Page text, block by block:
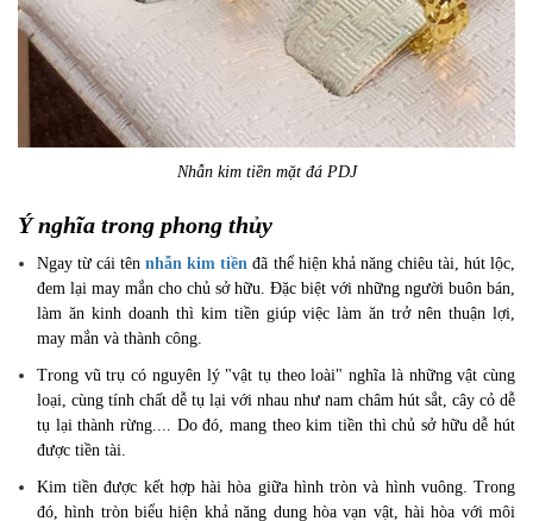
Nhẫn kim tiền mặt đá PDJ
Ý nghĩa trong phong thủy
Ngay từ cái tênnhẫn kim tiền đã thể hiện khả năng chiêu tài, hút lộc,
đem lại may mắn cho chủ sở hữu. Đặc biệt với những người buôn bán,
làm ăn kinh doanh thì kim tiền giúp việc làm ăn trở nên thuận lợi,
may mắn và thành công.
Trong vũ trụ có nguyên lý "vật tụ theo loài" nghĩa là những vật cùng
loại, cùng tính chất dễ tụ lại với nhau như nam châm hút sắt, cây cỏ dễ
tụ lại thành rừng.... Do đó, mang theo kim tiền thì chủ sở hữu dễ hút
được tiền tài.
Kim tiền được kết hợp hài hòa giữa hình tròn và hình vuông. Trong
đó, hình tròn biểu hiện khả năng dung hòa vạn vật, hài hòa với môi